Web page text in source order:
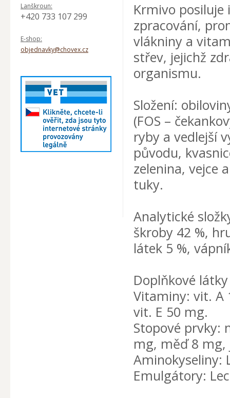
Lanškroun:
+420 733 107 299
E-shop:
objednavky@chovex.cz
Krmivo
zpracování,
vlákniny a
střev, jejichž
organismu.
Složení:
(FOS –
ryby a vedlejší
původu,
zelenina, vejce
tuky.
Analytické
škroby 42 %,
látek 5 %,
Doplňkové
Vitaminy: vit. A
vit. E 50 mg.
Stopové prvky:
mg, měď 8 mg,
Aminokyseliny:
Emulgátory: